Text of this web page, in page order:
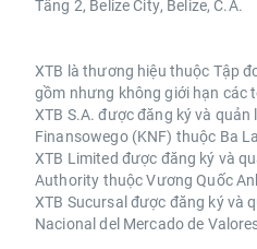
Tầng 2, Belize City, Belize, C.A.
XTB là thương hiệu thuộc Tập
gồm nhưng không giới hạn các
XTB S.A. được đăng ký và
Finansowego (KNF) thuộc Ba
XTB Limited được đăng ký và
Authority thuộc Vương Quốc
XTB Sucursal được đăng ký và
Nacional del Mercado de